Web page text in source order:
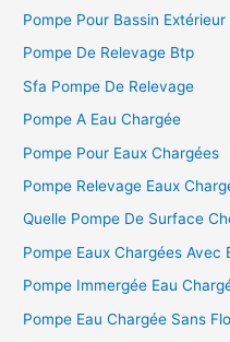
c
h
:
Pompe Pour Bassin Extérieur
Pompe De Relevage Btp
Sfa Pompe De Relevage
Pompe A Eau Chargée
Pompe Pour Eaux Chargées
Pompe Relevage Eaux
Quelle Pompe De Surface
Pompe Eaux Chargées Avec
Pompe Immergée Eau
Pompe Eau Chargée Sans